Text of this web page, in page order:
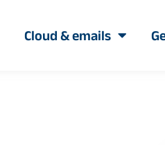
Cloud & emails